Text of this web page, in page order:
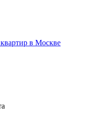
в Москве